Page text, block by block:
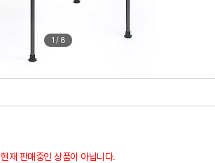
1 / 8
현재 판매중인 상품이 아닙니다.